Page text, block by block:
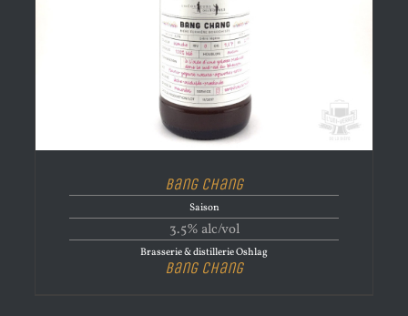
Bang Chang
Saison
3.5% alc/vol
Brasserie & distillerie Oshlag
Bang Chang